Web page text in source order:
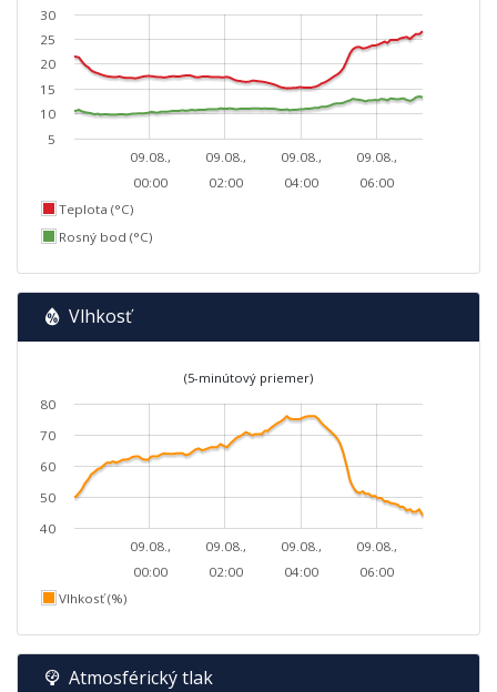
09.08.,
00:00
09.08.,
02:00
09.08.,
04:00
09.08.,
06:00
5
10
15
20
25
30
Teplota (°C)
Rosný bod (°C)
Vlhkosť
(5-minútový priemer)
09.08.,
00:00
09.08.,
02:00
09.08.,
04:00
09.08.,
06:00
40
50
60
70
80
Vlhkosť (%)
Atmosférický tlak